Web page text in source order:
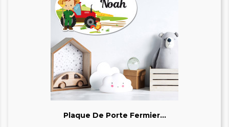
Plaque De Porte Fermier...